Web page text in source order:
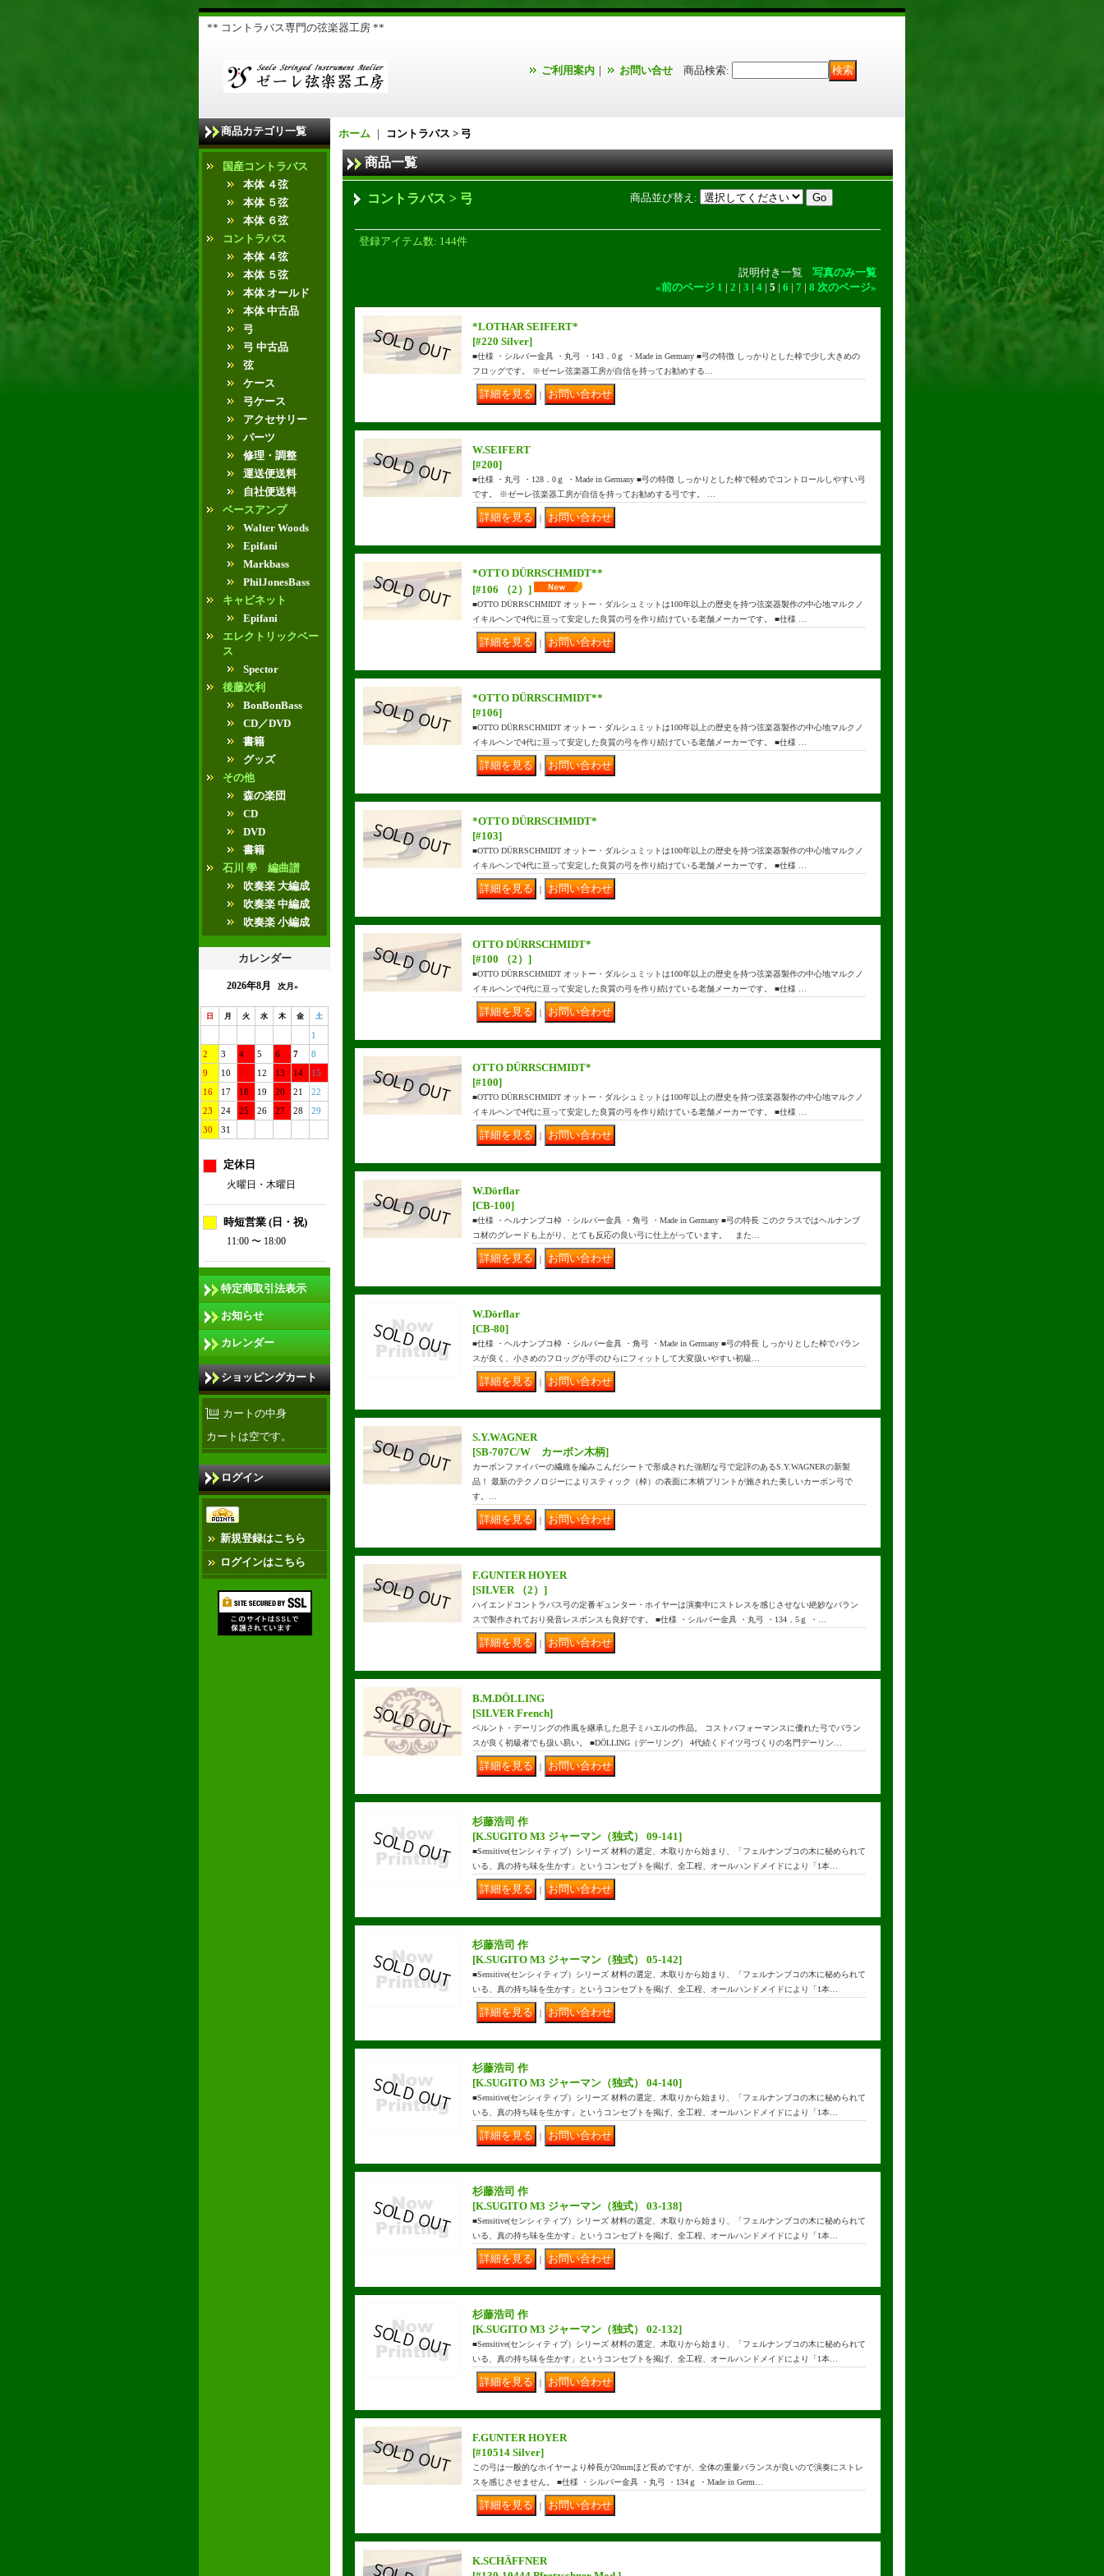
** コントラバス専門の弦楽器工房 **
ご利用案内 ｜ お問い合せ 商品検索:
商品カテゴリ一覧
国産コントラバス
本体 ４弦
本体 ５弦
本体 ６弦
コントラバス
本体 ４弦
本体 ５弦
本体 オールド
本体 中古品
弓
弓 中古品
弦
ケース
弓ケース
アクセサリー
パーツ
修理・調整
運送便送料
自社便送料
ベースアンプ
Walter Woods
Epifani
Markbass
PhilJonesBass
キャビネット
Epifani
エレクトリックベー
ス
Spector
後藤次利
BonBonBass
CD／DVD
書籍
グッズ
その他
森の楽団
CD
DVD
書籍
石川 學 編曲譜
吹奏楽 大編成
吹奏楽 中編成
吹奏楽 小編成
カレンダー
2026年8月 次月»
日 月 火 水 木 金 土
1
2
3 4 5 6 7
8
9
10 11 12 13 14
15
16
17 18 19 20 21
22
23
24 25 26 27 28
29
30
31
定休日
火曜日・木曜日
時短営業 (日・祝)
11:00 〜 18:00
特定商取引法表示
お知らせ
カレンダー
ショッピングカート
カートの中身
カートは空です。
ログイン
新規登録はこちら
ログインはこちら
ホーム ｜ コントラバス > 弓
商品一覧
コントラバス > 弓 商品並び替え :
登録アイテム数: 144件
説明付き一覧 写真のみ一覧
«前のページ 1 | 2 | 3 | 4 | 5 | 6 | 7 | 8 次のページ»
*LOTHAR SEIFERT*
[#220 Silver]
■仕様 ・シルバー金具 ・丸弓 ・143．0ｇ ・Made in Germany ■弓の特徴 しっかりとした棹で少し大きめの
フロッグです。 ※ゼーレ弦楽器工房が自信を持ってお勧めする…
｜
W.SEIFERT
[#200]
■仕様 ・丸弓 ・128．0ｇ ・Made in Germany ■弓の特徴 しっかりとした棹で軽めでコントロールしやすい弓
です。 ※ゼーレ弦楽器工房が自信を持ってお勧めする弓です。 …
｜
*OTTO DÜRRSCHMIDT**
[#106 （2）]
■OTTO DÜRRSCHMIDT オットー・ダルシュミットは100年以上の歴史を持つ弦楽器製作の中心地マルクノ
イキルヘンで4代に亘って安定した良質の弓を作り続けている老舗メーカーです。 ■仕様 …
｜
*OTTO DÜRRSCHMIDT**
[#106]
■OTTO DÜRRSCHMIDT オットー・ダルシュミットは100年以上の歴史を持つ弦楽器製作の中心地マルクノ
イキルヘンで4代に亘って安定した良質の弓を作り続けている老舗メーカーです。 ■仕様 …
｜
*OTTO DÜRRSCHMIDT*
[#103]
■OTTO DÜRRSCHMIDT オットー・ダルシュミットは100年以上の歴史を持つ弦楽器製作の中心地マルクノ
イキルヘンで4代に亘って安定した良質の弓を作り続けている老舗メーカーです。 ■仕様 …
｜
OTTO DÜRRSCHMIDT*
[#100 （2）]
■OTTO DÜRRSCHMIDT オットー・ダルシュミットは100年以上の歴史を持つ弦楽器製作の中心地マルクノ
イキルヘンで4代に亘って安定した良質の弓を作り続けている老舗メーカーです。 ■仕様 …
｜
OTTO DÜRRSCHMIDT*
[#100]
■OTTO DÜRRSCHMIDT オットー・ダルシュミットは100年以上の歴史を持つ弦楽器製作の中心地マルクノ
イキルヘンで4代に亘って安定した良質の弓を作り続けている老舗メーカーです。 ■仕様 …
｜
W.Dörflar
[CB-100]
■仕様 ・ヘルナンブコ棹 ・シルバー金具 ・角弓 ・Made in Germany ■弓の特長 このクラスではヘルナンブ
コ材のグレードも上がり、とても反応の良い弓に仕上がっています。 また…
｜
W.Dörflar
[CB-80]
■仕様 ・ヘルナンブコ棹 ・シルバー金具 ・角弓 ・Made in Germany ■弓の特長 しっかりとした棹でバラン
スが良く、小さめのフロッグが手のひらにフィットして大変扱いやすい初級…
｜
S.Y.WAGNER
[SB-707C/W カーボン木柄]
カーボンファイバーの繊維を編みこんだシートで形成された強靭な弓で定評のあるS.Y.WAGNERの新製
品！ 最新のテクノロジーによりスティック（棹）の表面に木柄プリントが施された美しいカーボン弓で
す。…
｜
F.GUNTER HOYER
[SILVER （2）]
ハイエンドコントラバス弓の定番ギュンター・ホイヤーは演奏中にストレスを感じさせない絶妙なバラン
スで製作されており発音レスポンスも良好です。 ■仕様 ・シルバー金具 ・丸弓 ・134．5ｇ ・…
｜
B.M.DÖLLING
[SILVER French]
ベルント・デーリングの作風を継承した息子ミハエルの作品。 コストパフォーマンスに優れた弓でバラン
スが良く初級者でも扱い易い。 ■DÖLLING（デーリング） 4代続くドイツ弓づくりの名門デーリン…
｜
杉藤浩司 作
[K.SUGITO M3 ジャーマン（独式） 09-141]
■Sensitive(センシィティブ）シリーズ 材料の選定、木取りから始まり、「フェルナンブコの木に秘められて
いる、真の持ち味を生かす」というコンセプトを掲げ、全工程、オールハンドメイドにより「1本…
｜
杉藤浩司 作
[K.SUGITO M3 ジャーマン（独式） 05-142]
■Sensitive(センシィティブ）シリーズ 材料の選定、木取りから始まり、「フェルナンブコの木に秘められて
いる、真の持ち味を生かす」というコンセプトを掲げ、全工程、オールハンドメイドにより「1本…
｜
杉藤浩司 作
[K.SUGITO M3 ジャーマン（独式） 04-140]
■Sensitive(センシィティブ）シリーズ 材料の選定、木取りから始まり、「フェルナンブコの木に秘められて
いる、真の持ち味を生かす」というコンセプトを掲げ、全工程、オールハンドメイドにより「1本…
｜
杉藤浩司 作
[K.SUGITO M3 ジャーマン（独式） 03-138]
■Sensitive(センシィティブ）シリーズ 材料の選定、木取りから始まり、「フェルナンブコの木に秘められて
いる、真の持ち味を生かす」というコンセプトを掲げ、全工程、オールハンドメイドにより「1本…
｜
杉藤浩司 作
[K.SUGITO M3 ジャーマン（独式） 02-132]
■Sensitive(センシィティブ）シリーズ 材料の選定、木取りから始まり、「フェルナンブコの木に秘められて
いる、真の持ち味を生かす」というコンセプトを掲げ、全工程、オールハンドメイドにより「1本…
｜
F.GUNTER HOYER
[#10514 Silver]
この弓は一般的なホイヤーより棹長が20mmほど長めですが、全体の重量バランスが良いので演奏にストレ
スを感じさせません。 ■仕様 ・シルバー金具 ・丸弓 ・134ｇ ・Made in Germ…
｜
K.SCHÄFFNER